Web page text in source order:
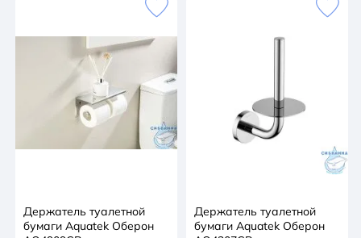
Держатель туалетной
бумаги Aquatek Оберон
Держатель туалетной
бумаги Aquatek Оберон